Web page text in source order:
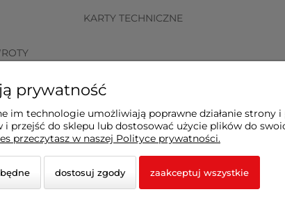
DOSTAWY
KARTY TECHNICZNE
prywatność
im technologie umożliwiają poprawne działanie
przejść do sklepu lub dostosować użycie plików do
przeczytasz w naszej Polityce prywatności.
dostosuj zgody zaakceptuj wszystkie